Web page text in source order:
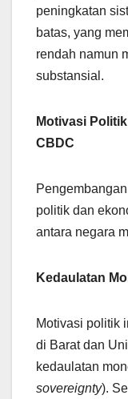
peningkatan
batas, yang
rendah namun
substansial.
Motivasi
CBDC
politik dan
antara negara
Kedaulatan
Motivasi politik
di Barat dan
kedaulatan
sovereignty).